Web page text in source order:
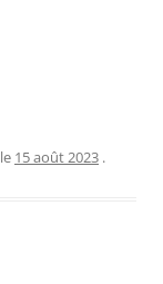
le 15 août 2023 .